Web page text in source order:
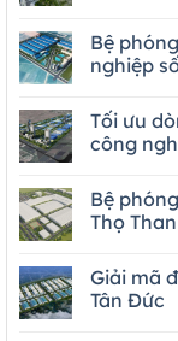
Bệ
nghiệp
Tối ưu
công
Bệ
Thọ
Giải mã
Tân Đức